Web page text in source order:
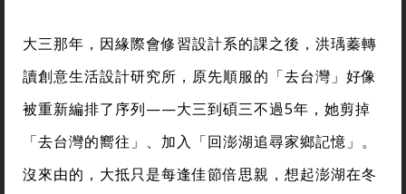
大三那年，因緣際會修習設計系的課之後，洪瑀蓁轉
讀創意生活設計研究所，原先順服的「去台灣」好像
被重新編排了序列——大三到碩三不過5年，她剪掉
「去台灣的嚮往」、加入「回澎湖追尋家鄉記憶」。
沒來由的，大抵只是每逢佳節倍思親，想起澎湖在冬